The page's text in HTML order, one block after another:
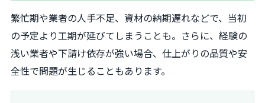
繁忙期や業者の人手不足、資材の納期遅れなどで、当初
の予定より工期が延びてしまうことも。さらに、経験の
浅い業者や下請け依存が強い場合、仕上がりの品質や安
全性で問題が生じることもあります。